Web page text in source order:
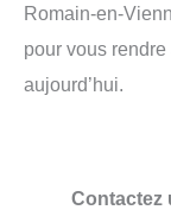
Romain-en-
pour vous
aujourd’hui.
Contactez